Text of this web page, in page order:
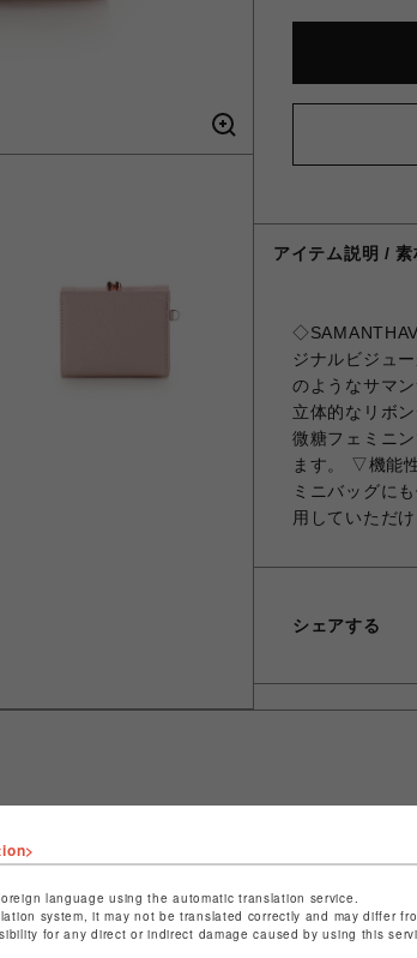
アイテム説明 / 素
ジナルビジュ
のようなサマ
立体的なリボ
微糖フェミニ
ます。 ▽機能
ミニバッグに
用していただ
シェアする
名
福岡PARCO
商取引法など法令に基づく表記はこちら
language using the automatic translation service.
system, it may not be translated correctly and may differ
for any direct or indirect damage caused by using this